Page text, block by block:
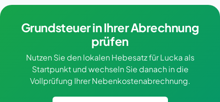
Grundsteuer in Ihrer Abrechnung
prüfen
Nutzen Sie den lokalen Hebesatz für Lucka als
Startpunkt und wechseln Sie danach in die
Vollprüfung Ihrer Nebenkostenabrechnung.